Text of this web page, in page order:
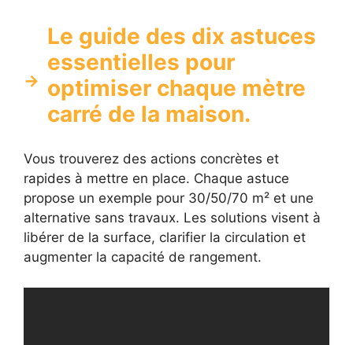
Le guide des dix astuces
essentielles pour
optimiser chaque mètre
carré de la maison.
Vous trouverez des actions concrètes et
rapides à mettre en place. Chaque astuce
propose un exemple pour 30/50/70 m² et une
alternative sans travaux. Les solutions visent à
libérer de la surface, clarifier la circulation et
augmenter la capacité de rangement.